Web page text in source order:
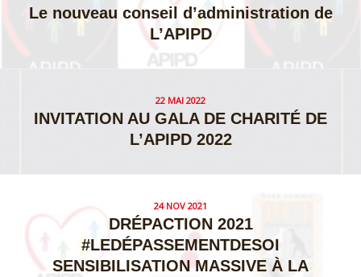
Le nouveau conseil d’administration de
L’APIPD
22 MAI 2022
INVITATION AU GALA DE CHARITÉ DE
L’APIPD 2022
24 NOV 2021
DRÉPACTION 2021
#LEDÉPASSEMENTDESOI
SENSIBILISATION MASSIVE À LA